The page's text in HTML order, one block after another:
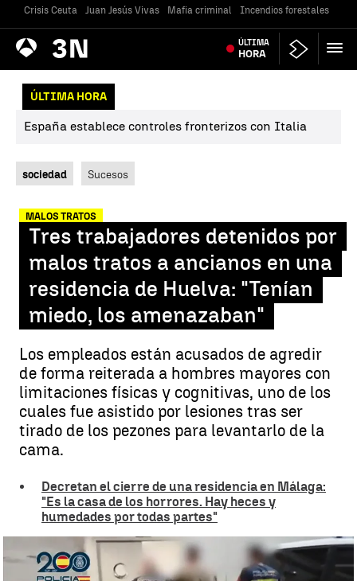
Crisis Ceuta Juan Jesús Vivas Mafia criminal Incendios forestales
Antena
3 Noticias ÚLTIMA
HORA
ÚLTIMA HORA
España establece controles fronterizos con Italia
sociedad Sucesos
MALOS TRATOS
Tres trabajadores detenidos por
malos tratos a ancianos en una
residencia de Huelva: "Tenían
miedo, los amenazaban"
Los empleados están acusados de agredir
de forma reiterada a hombres mayores con
limitaciones físicas y cognitivas, uno de los
cuales fue asistido por lesiones tras ser
tirado de los pezones para levantarlo de la
cama.
Decretan el cierre de una residencia en Málaga:
"Es la casa de los horrores. Hay heces y
humedades por todas partes"
Los empleados están acusados de agredir de forma reiterada a
hombres mayores